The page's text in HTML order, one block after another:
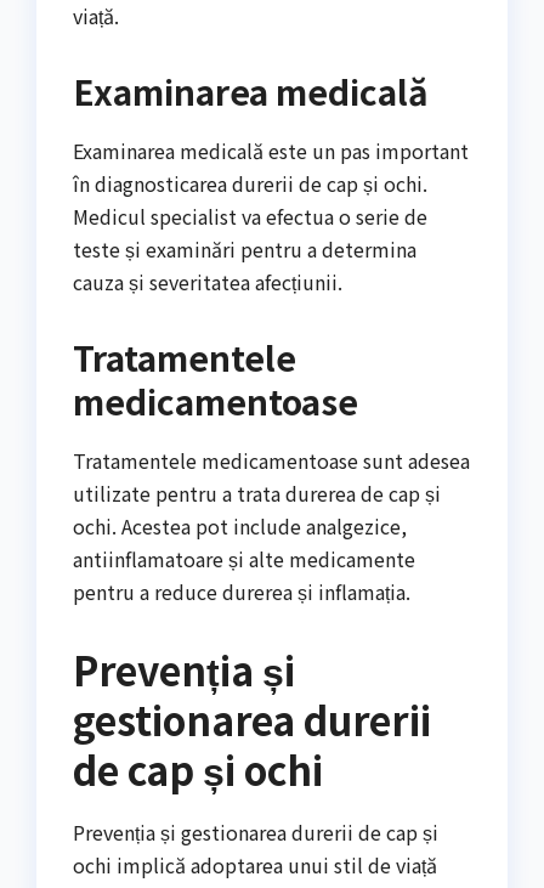
viață.
Examinarea medicală
Examinarea medicală este un pas important
în diagnosticarea durerii de cap și ochi.
Medicul specialist va efectua o serie de
teste și examinări pentru a determina
cauza și severitatea afecțiunii.
Tratamentele
medicamentoase
Tratamentele medicamentoase sunt adesea
utilizate pentru a trata durerea de cap și
ochi. Acestea pot include analgezice,
antiinflamatoare și alte medicamente
pentru a reduce durerea și inflamația.
Prevenția și
gestionarea durerii
de cap și ochi
Prevenția și gestionarea durerii de cap și
ochi implică adoptarea unui stil de viață